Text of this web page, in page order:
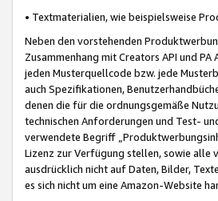
• Textmaterialien, wie beispielsweise
Neben den vorstehenden
Zusammenhang mit Creators API und
jeden Musterquellcode bzw. jede
auch Spezifikationen,
denen die für die ordnungsgemäße
technischen Anforderungen und Test-
verwendete Begriff
Lizenz zur Verfügung stellen, sowie alle
ausdrücklich nicht auf Daten, Bilder,
es sich nicht um eine Amazon-Website